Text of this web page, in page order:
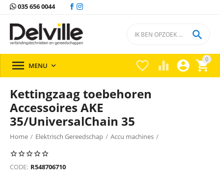
035 656 0044
0


 

 MENU 
Kettingzaag toebehoren
Accessoires AKE
35/UniversalChain 35
Home / Elektrisch Gereedschap / Accu machines /
Verstek & Afkortzaagmachines
Verstek & afkortzaagmachines Bosch
CODE: R548706710